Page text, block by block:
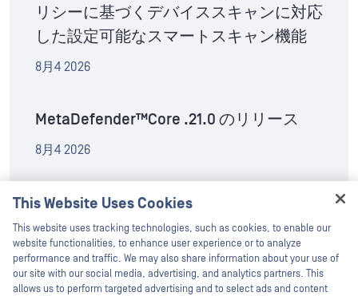
リシーに基づくデバイススキャンに対応
した設定可能なスマートスキャン機能
8月4 2026
MetaDefender™Core .21.0 のリリース
8月4 2026
OPSWATサイバーセキュリティ・ドキュ
メンタリーシリーズ『Into the Breach』
が、8月8日にYouTubeで世界同時配信開
始
This Website Uses Cookies
This website uses tracking technologies, such as cookies, to enable our
website functionalities, to enhance user experience or to analyze
performance and traffic. We may also share information about your use of
our site with our social media, advertising, and analytics partners. This
allows us to perform targeted advertising and to select ads and content
Hey there!
I'm Ozzy, your OPSWAT virtual assistant.
How can I help you secure what's critical
today?